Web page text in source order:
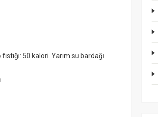
50 kalori. Yarım su bardağı